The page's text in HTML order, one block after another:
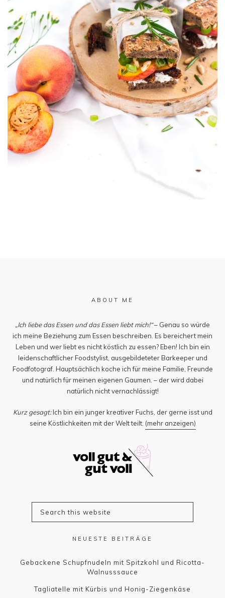
ABOUT ME
„Ich liebe das Essen und das Essen liebt mich!“– Genau so würde
ich meine Beziehung zum Essen beschreiben. Es bereichert mein
Leben und wer liebt es nicht köstlich zu essen? Eben! Ich bin ein
leidenschaftlicher Foodstylist, ausgebildeteter Barkeeper und
Foodfotograf. Hauptsächlich koche ich für meine Familie, Freunde
und natürlich für meinen eigenen Gaumen. – der wird dabei
natürlich nicht vernachlässigt!
Kurz gesagt:Ich bin ein junger kreativer Fuchs, der gerne isst und
seine Köstlichkeiten mit der Welt teilt. (mehr anzeigen)
NEUESTE BEITRÄGE
Gebackene Schupfnudeln mit Spitzkohl und Ricotta-
Walnusssauce
Tagliatelle mit Kürbis und Honig-Ziegenkäse